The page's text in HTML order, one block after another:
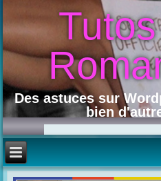
Des astuces sur
bien